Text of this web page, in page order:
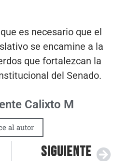
es necesario que el
se encamine a la
que fortalezcan la
del Senado.
Calixto M
al autor
SIGUIENTE